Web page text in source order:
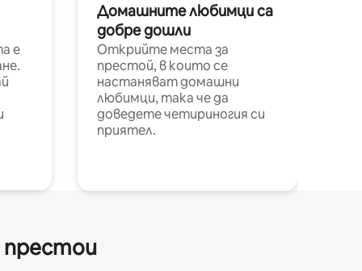
е
Домашните любимци са
добре дошли
Открийте места за
престой, в които се
настаняват домашни
любимци, така че да
доведете четириногия си
приятел.
престои